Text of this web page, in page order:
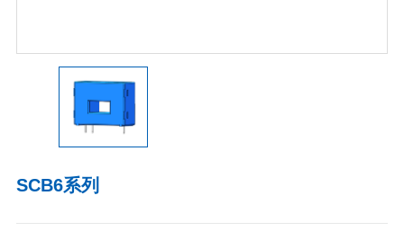
SCB6系列